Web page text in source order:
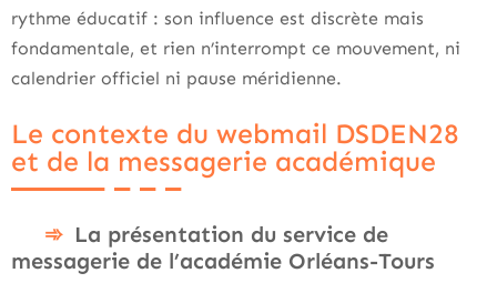
rythme éducatif : son influence est discrète mais
fondamentale, et rien n’interrompt ce mouvement, ni
calendrier officiel ni pause méridienne.
Le contexte du webmail DSDEN28
et de la messagerie académique
La présentation du service de
messagerie de l’académie Orléans-Tours